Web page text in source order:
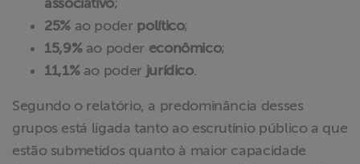
associativo;
25%ao poder político;
15,9%ao poder econômico;
11,1%ao poder jurídico.
Segundo o relatório, a predominância desses
grupos está ligada tanto ao escrutínio público a que
estão submetidos quanto à maior capacidade